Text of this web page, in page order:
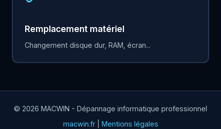
Remplacement matériel
Changement disque dur, RAM, écran...
© 2026 MACWIN - Dépannage informatique professionnel
macwin.fr| Mentions légales